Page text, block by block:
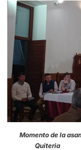
Momento de la
Quiteria